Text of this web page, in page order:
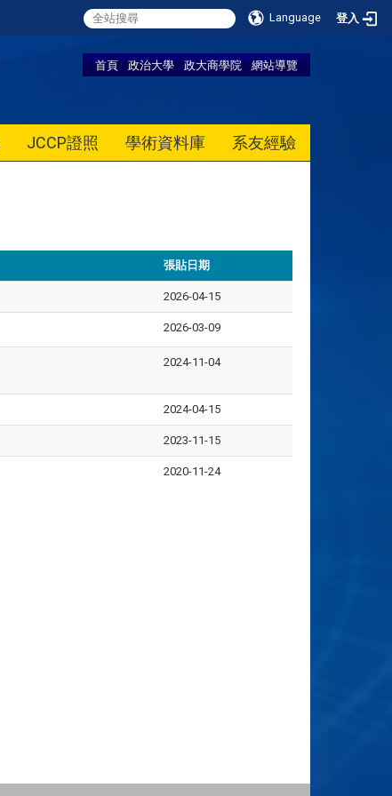
Language 登入
首頁 政治大學 政大商學院 網站導覽
JCCP證照 學術資料庫 系友經驗
張貼日期
2026-04-15
2026-03-09
2024-11-04
2024-04-15
2023-11-15
2020-11-24